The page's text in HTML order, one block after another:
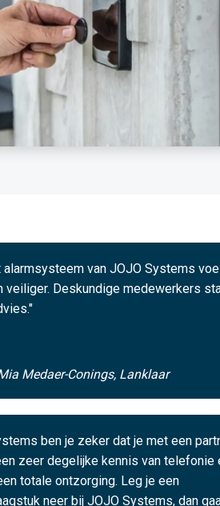
alarmsysteem van JOJO Systems
veiliger. Deskundige medewerkers
Medaer-Conings, Lanklaar
ben je zeker dat je met een
zeer degelijke kennis van telefonie
totale ontzorging. Leg je een
neer bij JOJO Systems, dan